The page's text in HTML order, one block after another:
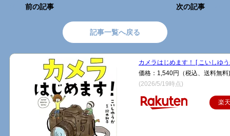
前の記事
記事一覧へ戻る
次の記事
カメラはじめます！ [ こいしゆ
価格：1,540円（税込、送料無料)
(2026/5/19時点)
楽